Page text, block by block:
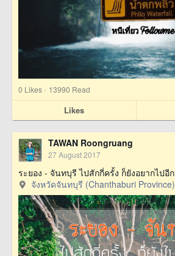
0 Likes · 13990 Read
Likes
TAWAN Roongruang
27 August 2017
ระยอง - จันทบุรี ไปสักกี่ครั้ง ก็ยังอยากไปอีก
จังหวัดจันทบุรี (Chanthaburi Province)